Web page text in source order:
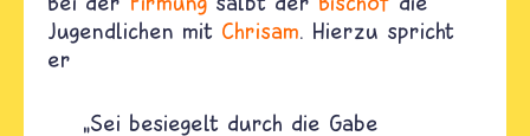
Jugendlichen mit Chrisam. Hierzu spricht
er
„Sei besiegelt durch die Gabe